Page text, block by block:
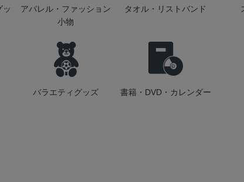
ッ
アパレル・ファッション
小物
タオル・リストバンド
バラエティグッズ 書籍・DVD・カレンダー